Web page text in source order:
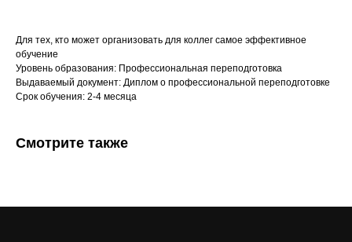
Для тех, кто может организовать для коллег самое эффективное
обучение
Уровень образования: Профессиональная переподготовка
Выдаваемый документ: Диплом о профессиональной переподготовке
Срок обучения: 2-4 месяца
Смотрите также